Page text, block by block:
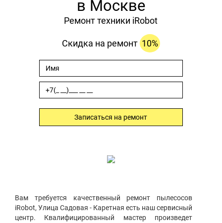
в Москве
Ремонт техники iRobot
Скидка на ремонт 10%
Записаться на ремонт
Вам требуется качественный ремонт пылесосов
iRobot, Улица Садовая - Каретная есть наш сервисный
центр. Квалифицированный мастер произведет